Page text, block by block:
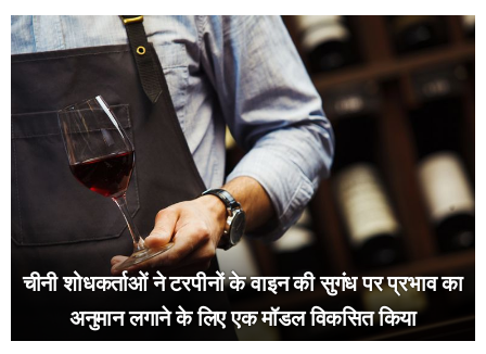
चीनी शोधकर्ताओं ने टरपीनों के वाइन की सुगंध पर प्रभाव का
अनुमान लगाने के लिए एक मॉडल विकसित किया